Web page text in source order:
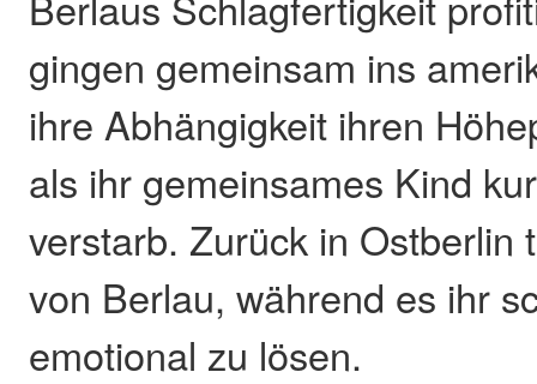
gingen gemeinsam ins
ihre Abhängigkeit ihren
als ihr gemeinsames Kind
verstarb. Zurück in Ostberlin
von Berlau, während es ihr
emotional zu lösen.